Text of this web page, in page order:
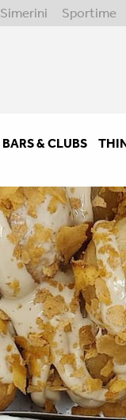
Simerini Sportime
BARS & CLUBS